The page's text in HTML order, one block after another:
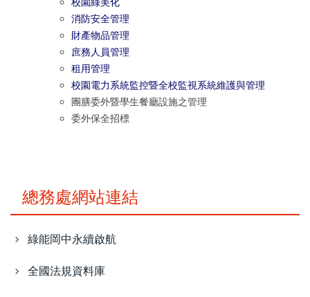
校園綠美化
消防安全管理
財產物品管理
庶務人員管理
租用管理
校園電力系統監控暨全校監視系統維護與管理
團膳委外暨學生餐廳設施之管理
委外保全招標
總務處網站連結
綠能岡中永續啟航
全國法規資料庫